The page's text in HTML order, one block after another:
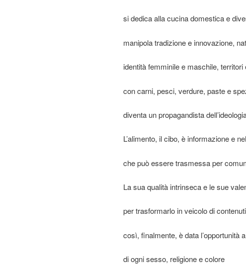
si dedica alla cucina domestica e
manipola tradizione e innovazione,
identità femminile e maschile,
con carni, pesci, verdure, paste e
diventa un propagandista
L’alimento, il cibo, è informazione e
che può essere trasmessa per
La sua qualità intrinseca e le sue
per trasformarlo in veicolo di
così, finalmente, è data l’opportunità
di ogni sesso, religione e colore